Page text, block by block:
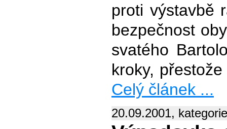
proti výstavbě
bezpečnost
svatého
kroky,
Celý článek ...
20.09.2001,